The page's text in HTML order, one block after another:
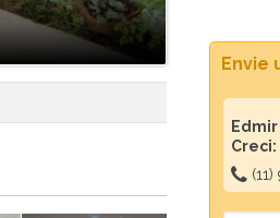
Envie
Creci: